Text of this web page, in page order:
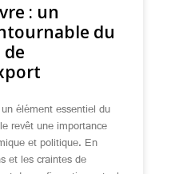
: un
du
élément essentiel du
revêt une importance
et politique. En
et les craintes de